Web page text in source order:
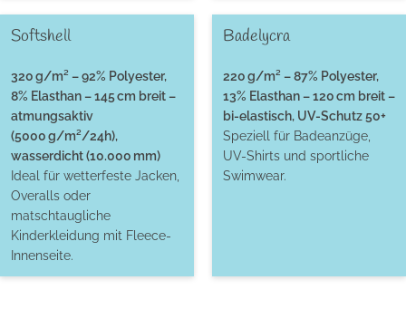
Softshell
320 g/m² – 92% Polyester,
8% Elasthan – 145 cm breit –
atmungsaktiv
(5000 g/m²/24h),
wasserdicht (10.000 mm)
Ideal für wetterfeste Jacken,
Overalls oder
matschtaugliche
Kinderkleidung mit Fleece-
Innenseite.
Badelycra
220 g/m² – 87% Polyester,
13% Elasthan – 120 cm breit –
bi-elastisch, UV-Schutz 50+
Speziell für Badeanzüge,
UV-Shirts und sportliche
Swimwear.